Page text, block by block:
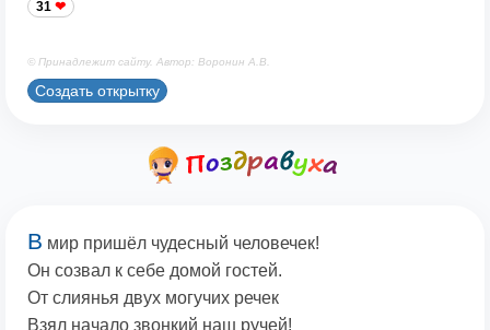
31
© Принадлежит сайту. Автор: Воронин А.В.
Создать открытку
В мир пришёл чудесный человечек!
Он созвал к себе домой гостей.
От слиянья двух могучих речек
Взял начало звонкий наш ручей!